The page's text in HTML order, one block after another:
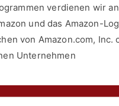
verdienen wir
und das Amazon-
von Amazon.com, Inc.
Unternehmen